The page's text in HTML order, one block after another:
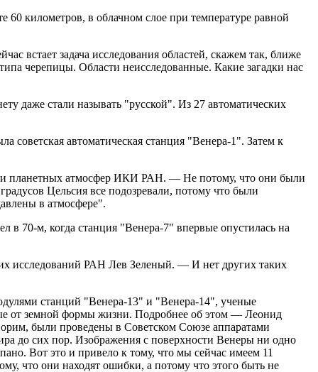
километров, в облачном слое при температуре равной
встает задача исследования областей, скажем так, ближе
черепицы. Области неисследованные. Какие загадки нас
даже стали называть "русской". Из 27 автоматических
советская автоматическая станция "Венера-1". Затем к
планетных атмосфер ИКИ РАН. — Не потому, что они были
Цельсия все подозревали, потому что были
в атмосфере".
в 70-м, когда станция "Венера-7" впервые опустилась на
исследований РАН Лев Зеленый. — И нет других таких
станций "Венера-13" и "Венера-14", ученые
от земной формы жизни. Подробнее об этом — Леонид
были проведены в Советском Союзе аппаратами
до сих пор. Изображения с поверхности Венеры ни одно
Вот это и привело к тому, что мы сейчас имеем 11
что они находят ошибки, а потому что этого быть не